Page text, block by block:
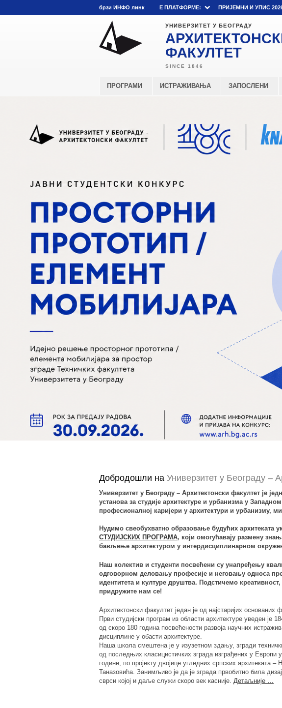
брзи ИНФО линк E ПЛАТФОРМЕ: ПРИЈЕМНИ И УПИС
УНИВЕРЗИТЕТ У БЕОГРАДУ
ФАКУЛТЕТ
ПРОГРАМИ ИСТРАЖИВАЊА ЗАПОСЛЕНИ
Добродошли на Универзитет у Београду –
Универзитет у Београду – Архитектонски факултет је
установа за студије архитектуре и урбанизма у
професионалној каријери у архитектури и урбанизму,
Нудимо свеобухватно образовање будућих архитеката
СТУДИЈСКИХ ПРОГРАМА, који омогућавају размену
бављење архитектуром у интердисциплинарном
Наш колектив и студенти посвећени су унапређењу
одговорном деловању професије и неговању односа
идентитета и културе друштва. Подстичемо
придружите нам се!
Архитектонски факултет један је од најстаријих основаних
Први студијски програм из области архитектуре уведен је
од скоро 180 година посвећености развоја научних
дисциплине у обасти архитектуре.
Наша школа смештена је у изузетном здању, згради
од последњих класицистичких зграда изграђених у Европи
године, по пројекту двојице угледних српских архитеката
Таназовића. Занимљиво је да је зграда првобитно била
сврси којој и даље служи скоро век касније. Детаљније …